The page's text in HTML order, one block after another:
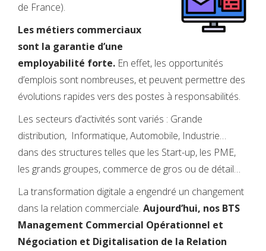
de France).
Les métiers commerciaux
sont la garantie d’une
employabilité forte. En effet, les opportunités
d’emplois sont nombreuses, et peuvent permettre des
évolutions rapides vers des postes à responsabilités.
Les secteurs d’activités sont variés : Grande
distribution, Informatique, Automobile, Industrie…
dans des structures telles que les Start-up, les PME,
les grands groupes, commerce de gros ou de détail…
La transformation digitale a engendré un changement
dans la relation commerciale. Aujourd’hui, nos BTS
Management Commercial Opérationnel et
Négociation et Digitalisation de la Relation